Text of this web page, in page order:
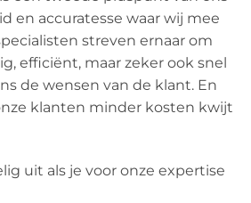
en accuratesse waar wij mee
streven ernaar om
efficiënt, maar zeker ook snel
de wensen van de klant. En
klanten minder kosten kwijt
uit als je voor onze expertise